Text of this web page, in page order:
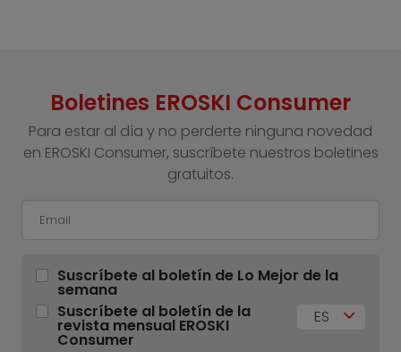
Boletines EROSKI Consumer
Para estar al día y no perderte ninguna novedad
en EROSKI Consumer, suscríbete nuestros boletines
gratuitos.
Suscríbete al boletín de Lo Mejor de la
semana
Suscríbete al boletín de la
revista mensual EROSKI
Consumer
ES